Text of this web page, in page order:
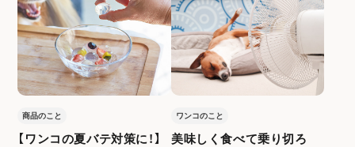
商品のこと
【ワンコの夏バテ対策に！】
ワンコのこと
美味しく食べて乗り切ろ